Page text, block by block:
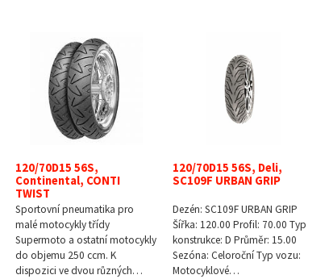
120/70D15 56S,
Continental, CONTI
TWIST
Sportovní pneumatika pro
malé motocykly třídy
Supermoto a ostatní motocykly
do objemu 250 ccm. K
dispozici ve dvou různých…
120/70D15 56S, Deli,
SC109F URBAN GRIP
Dezén: SC109F URBAN GRIP
Šířka: 120.00 Profil: 70.00 Typ
konstrukce: D Průměr: 15.00
Sezóna: Celoroční Typ vozu:
Motocyklové…